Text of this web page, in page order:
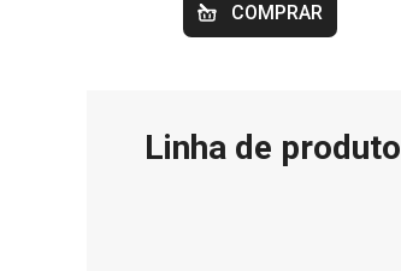
COMPRAR
Linha de produto